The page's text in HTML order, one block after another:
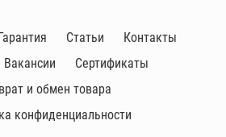
Статьи
Контакты
Вакансии
Сертификаты
и обмен товара
конфиденциальности